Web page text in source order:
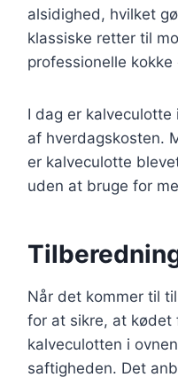
alsidighed, hvilket
klassiske retter til
professionelle
I dag er
af hverdagskosten.
er kalveculotte
uden at bruge for
Når det kommer til
for at sikre, at
kalveculotten i
saftigheden. Det